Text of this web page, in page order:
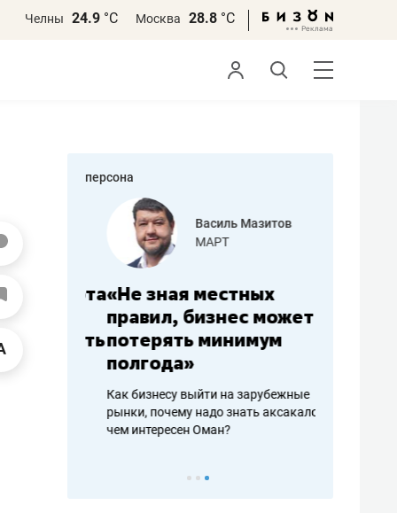
Челны 24.9 °С Москва 28.8 °С
персона
работа
Василь Мазитов
МАРТ
«Не зная местных
правил, бизнес может
потерять минимум
полгода»
Как бизнесу выйти на зарубежные
рынки, почему надо знать аксакалов и
чем интересен Оман?